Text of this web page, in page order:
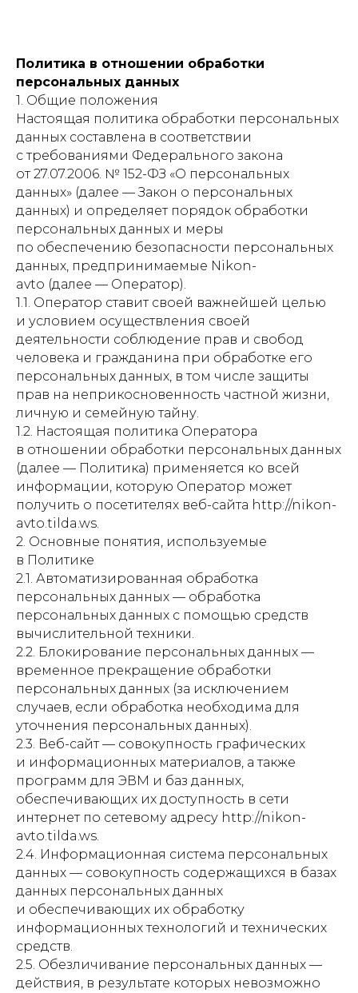
Политика в отношении обработки
персональных данных
1. Общие положения
Настоящая политика обработки персональных
данных составлена в соответствии
с требованиями Федерального закона
от 27.07.2006. № 152-ФЗ «О персональных
данных» (далее — Закон о персональных
данных) и определяет порядок обработки
персональных данных и меры
по обеспечению безопасности персональных
данных, предпринимаемые Nikon-
avto (далее — Оператор).
1.1. Оператор ставит своей важнейшей целью
и условием осуществления своей
деятельности соблюдение прав и свобод
человека и гражданина при обработке его
персональных данных, в том числе защиты
прав на неприкосновенность частной жизни,
личную и семейную тайну.
1.2. Настоящая политика Оператора
в отношении обработки персональных данных
(далее — Политика) применяется ко всей
информации, которую Оператор может
получить о посетителях веб-сайта http://nikon-
avto.tilda.ws.
2. Основные понятия, используемые
в Политике
2.1. Автоматизированная обработка
персональных данных — обработка
персональных данных с помощью средств
вычислительной техники.
2.2. Блокирование персональных данных —
временное прекращение обработки
персональных данных (за исключением
случаев, если обработка необходима для
уточнения персональных данных).
2.3. Веб-сайт — совокупность графических
и информационных материалов, а также
программ для ЭВМ и баз данных,
обеспечивающих их доступность в сети
интернет по сетевому адресу http://nikon-
avto.tilda.ws.
2.4. Информационная система персональных
данных — совокупность содержащихся в базах
данных персональных данных
и обеспечивающих их обработку
информационных технологий и технических
средств.
2.5. Обезличивание персональных данных —
действия, в результате которых невозможно